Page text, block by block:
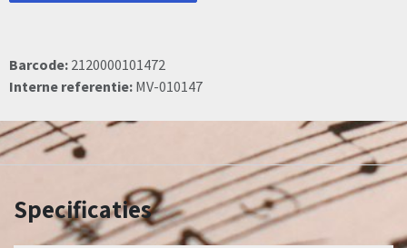
Barcode: 2120000101472
Interne referentie: MV-010147
Specificaties